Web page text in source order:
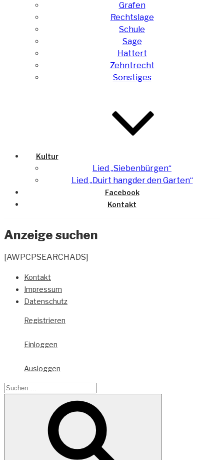
Grafen
Rechtslage
Schule
Sage
Hattert
Zehntrecht
Sonstiges
Kultur
Lied „Siebenbürgen“
Lied „Duirt hangder den Garten“
Facebook
Kontakt
Anzeige suchen
[AWPCPSEARCHADS]
Kontakt
Impressum
Datenschutz
Registrieren
Einloggen
Ausloggen
Suche